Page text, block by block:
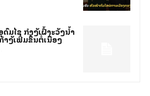
ມໄຊ ກຳລັງເຝົ້າລະວັງນ້ຳ
ລັງເພີ່ມຂຶ້ນຕໍ່ເນື່ອງ